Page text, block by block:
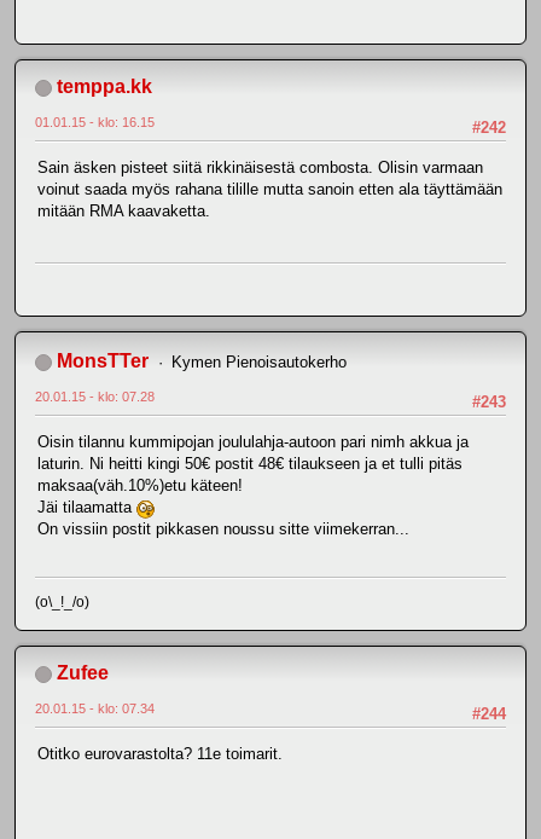
temppa.kk
#242
01.01.15 - klo: 16.15
Sain äsken pisteet siitä rikkinäisestä combosta. Olisin varmaan
voinut saada myös rahana tilille mutta sanoin etten ala täyttämään
mitään RMA kaavaketta.
MonsTTer Kymen Pienoisautokerho
#243
20.01.15 - klo: 07.28
Oisin tilannu kummipojan joululahja-autoon pari nimh akkua ja
laturin. Ni heitti kingi 50€ postit 48€ tilaukseen ja et tulli pitäs
maksaa(väh.10%)etu käteen!
Jäi tilaamatta
On vissiin postit pikkasen noussu sitte viimekerran...
(o\_!_/o)
Zufee
#244
20.01.15 - klo: 07.34
Otitko eurovarastolta? 11e toimarit.